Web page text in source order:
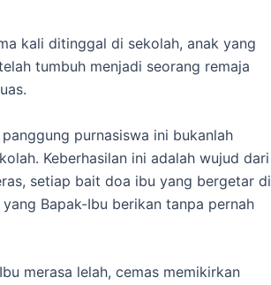
kali ditinggal di sekolah, anak yang
tumbuh menjadi seorang remaja
purnasiswa ini bukanlah
Keberhasilan ini adalah wujud dari
setiap bait doa ibu yang bergetar di
Bapak-Ibu berikan tanpa pernah
merasa lelah, cemas memikirkan